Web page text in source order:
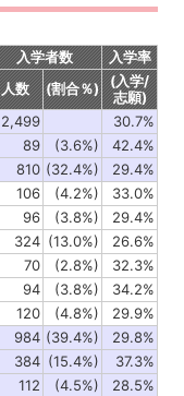
入学者数
入学率
人数 (割合％)
(入学/
志願)
2,499
30.7%
89 (3.6%)
42.4%
810 (32.4%)
29.4%
106 (4.2%)
33.0%
96 (3.8%)
29.4%
324 (13.0%)
26.6%
70 (2.8%)
32.3%
94 (3.8%)
34.2%
120 (4.8%)
29.9%
984 (39.4%)
29.8%
384 (15.4%)
37.3%
112 (4.5%)
28.5%